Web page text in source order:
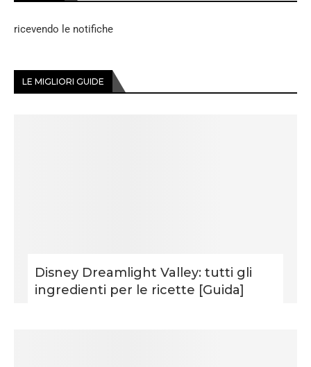
ricevendo le notifiche
LE MIGLIORI GUIDE
Disney Dreamlight Valley: tutti gli
ingredienti per le ricette [Guida]